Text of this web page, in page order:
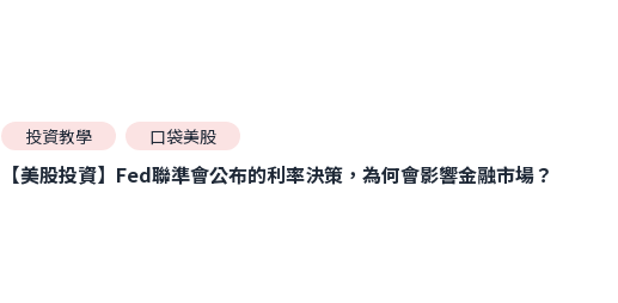
投資教學 口袋美股
【美股投資】Fed聯準會公布的利率決策，為何會影響金融市場？